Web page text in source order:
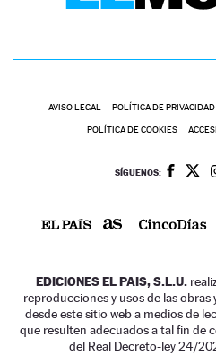
AVISO LEGAL POLÍTICA DE PRIVACIDAD
POLÍTICA DE COOKIES
SÍGUENOS:
EDICIONES EL PAIS, S.L.U.
reproducciones y usos de las
desde este sitio web a medios de
que resulten adecuados a tal fin de
del Real Decreto-ley 24/